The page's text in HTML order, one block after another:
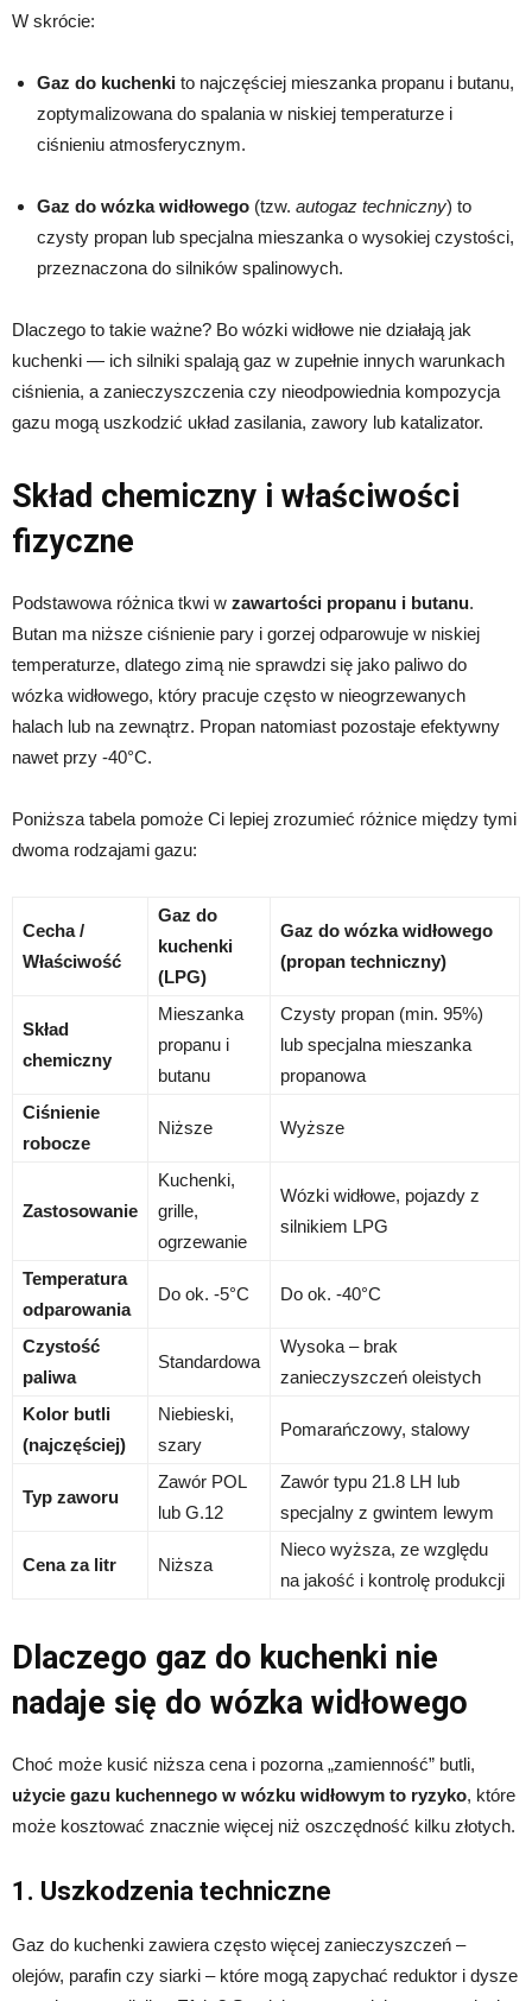
W skrócie:
Gaz do kuchenki to najczęściej mieszanka propanu i butanu,
zoptymalizowana do spalania w niskiej temperaturze i
ciśnieniu atmosferycznym.
Gaz do wózka widłowego (tzw. autogaz techniczny) to
czysty propan lub specjalna mieszanka o wysokiej czystości,
przeznaczona do silników spalinowych.
Dlaczego to takie ważne? Bo wózki widłowe nie działają jak
kuchenki — ich silniki spalają gaz w zupełnie innych warunkach
ciśnienia, a zanieczyszczenia czy nieodpowiednia kompozycja
gazu mogą uszkodzić układ zasilania, zawory lub katalizator.
Skład chemiczny i właściwości
fizyczne
Podstawowa różnica tkwi w zawartości propanu i butanu.
Butan ma niższe ciśnienie pary i gorzej odparowuje w niskiej
temperaturze, dlatego zimą nie sprawdzi się jako paliwo do
wózka widłowego, który pracuje często w nieogrzewanych
halach lub na zewnątrz. Propan natomiast pozostaje efektywny
nawet przy -40°C.
Poniższa tabela pomoże Ci lepiej zrozumieć różnice między tymi
dwoma rodzajami gazu:
Cecha /
Właściwość
Gaz do
kuchenki
(LPG)
Gaz do wózka widłowego
(propan techniczny)
Skład
chemiczny
Mieszanka
propanu i
butanu
Czysty propan (min. 95%)
lub specjalna mieszanka
propanowa
Ciśnienie
robocze
Niższe Wyższe
Zastosowanie
Kuchenki,
grille,
ogrzewanie
Wózki widłowe, pojazdy z
silnikiem LPG
Temperatura
odparowania
Do ok. -5°C Do ok. -40°C
Czystość
paliwa
Standardowa
Wysoka – brak
zanieczyszczeń oleistych
Kolor butli
(najczęściej)
Niebieski,
szary
Pomarańczowy, stalowy
Typ zaworu
Zawór POL
lub G.12
Zawór typu 21.8 LH lub
specjalny z gwintem lewym
Cena za litr Niższa
Nieco wyższa, ze względu
na jakość i kontrolę produkcji
Dlaczego gaz do kuchenki nie
nadaje się do wózka widłowego
Choć może kusić niższa cena i pozorna „zamienność” butli,
użycie gazu kuchennego w wózku widłowym to ryzyko, które
może kosztować znacznie więcej niż oszczędność kilku złotych.
1. Uszkodzenia techniczne
Gaz do kuchenki zawiera często więcej zanieczyszczeń –
olejów, parafin czy siarki – które mogą zapychać reduktor i dysze